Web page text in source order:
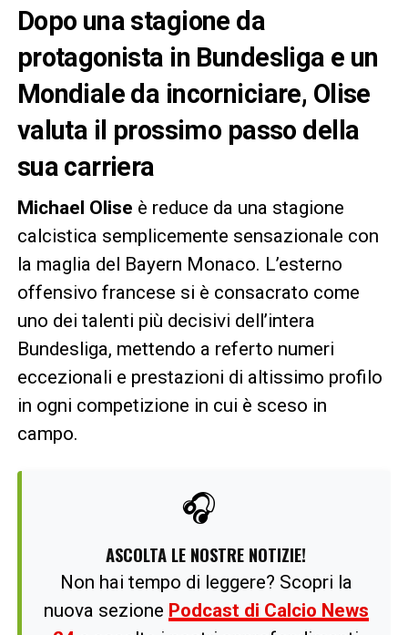
Dopo una stagione da
protagonista in Bundesliga e un
Mondiale da incorniciare, Olise
valuta il prossimo passo della
sua carriera
Michael Olise è reduce da una stagione
calcistica semplicemente sensazionale con
la maglia del Bayern Monaco. L’esterno
offensivo francese si è consacrato come
uno dei talenti più decisivi dell’intera
Bundesliga, mettendo a referto numeri
eccezionali e prestazioni di altissimo profilo
in ogni competizione in cui è sceso in
campo.
🎧
ASCOLTA LE NOSTRE NOTIZIE!
Non hai tempo di leggere? Scopri la
nuova sezione Podcast di Calcio News